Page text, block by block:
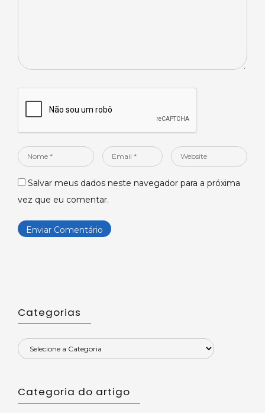
Nome
Email
Website
Salvar meus dados neste navegador para a próxima
vez que eu comentar.
Categorias
Categoria do artigo